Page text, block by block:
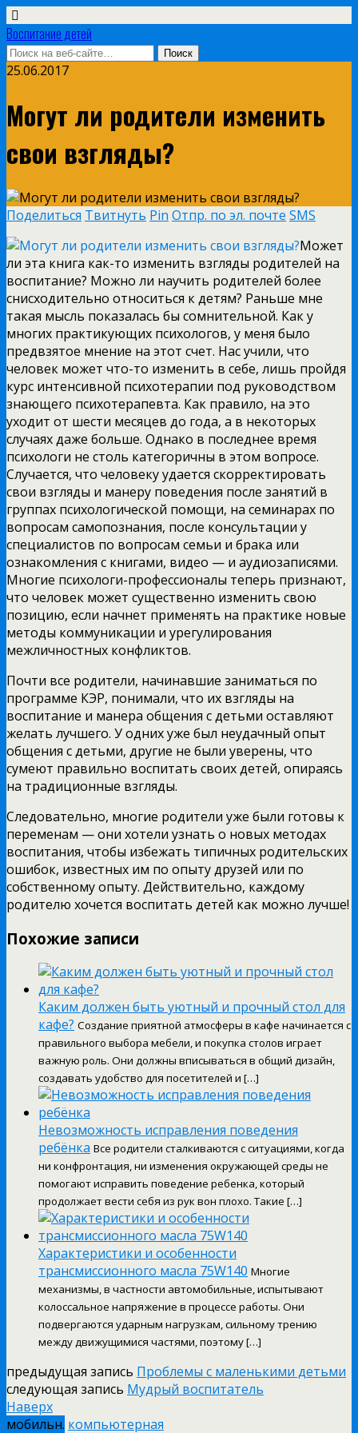
Воспитание детей
25.06.2017
Могут ли родители изменить
свои взгляды?
Поделиться Твитнуть Pin Отпр. по эл. почте SMS
Может
ли эта книга как-то изменить взгляды родителей на
воспитание? Можно ли научить родителей более
снисходительно относиться к детям? Раньше мне
такая мысль показалась бы сомнительной. Как у
многих практикующих психологов, у меня было
предвзятое мнение на этот счет. Нас учили, что
человек может что-то изменить в себе, лишь пройдя
курс интенсивной психотерапии под руководством
знающего психотерапевта. Как правило, на это
уходит от шести месяцев до года, а в некоторых
случаях даже больше. Однако в последнее время
психологи не столь категоричны в этом вопросе.
Случается, что человеку удается скорректировать
свои взгляды и манеру поведения после занятий в
группах психологической помощи, на семинарах по
вопросам самопознания, после консультации у
специалистов по вопросам семьи и брака или
ознакомления с книгами, видео — и аудиозаписями.
Многие психологи-профессионалы теперь признают,
что человек может существенно изменить свою
позицию, если начнет применять на практике новые
методы коммуникации и урегулирования
межличностных конфликтов.
Почти все родители, начинавшие заниматься по
программе КЭР, понимали, что их взгляды на
воспитание и манера общения с детьми оставляют
желать лучшего. У одних уже был неудачный опыт
общения с детьми, другие не были уверены, что
сумеют правильно воспитать своих детей, опираясь
на традиционные взгляды.
Следовательно, многие родители уже были готовы к
переменам — они хотели узнать о новых методах
воспитания, чтобы избежать типичных родительских
ошибок, известных им по опыту друзей или по
собственному опыту. Действительно, каждому
родителю хочется воспитать детей как можно лучше!
Похожие записи
Каким должен быть уютный и прочный стол для
кафе? Создание приятной атмосферы в кафе начинается с
правильного выбора мебели, и покупка столов играет
важную роль. Они должны вписываться в общий дизайн,
создавать удобство для посетителей и […]
Невозможность исправления поведения
ребёнка Все родители сталкиваются с ситуациями, когда
ни конфронтация, ни изменения окружающей среды не
помогают исправить поведение ребенка, который
продолжает вести себя из рук вон плохо. Такие […]
Характеристики и особенности
трансмиссионного масла 75W140 Многие
механизмы, в частности автомобильные, испытывают
колоссальное напряжение в процессе работы. Они
подвергаются ударным нагрузкам, сильному трению
между движущимися частями, поэтому […]
предыдущая запись Проблемы с маленькими детьми
следующая запись Мудрый воспитатель
Наверх
мобильн. компьютерная